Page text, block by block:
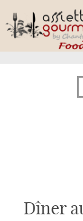
Dîner